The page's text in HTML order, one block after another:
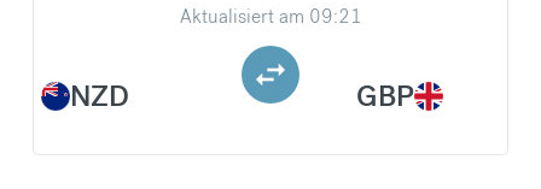
NZD
Aktualisiert am 09:21
GBP